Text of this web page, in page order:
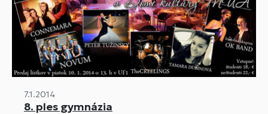
7.1.2014
8. ples gymnázia